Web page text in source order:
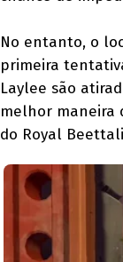
No entanto, o
primeira
Laylee são
melhor maneira
do Royal